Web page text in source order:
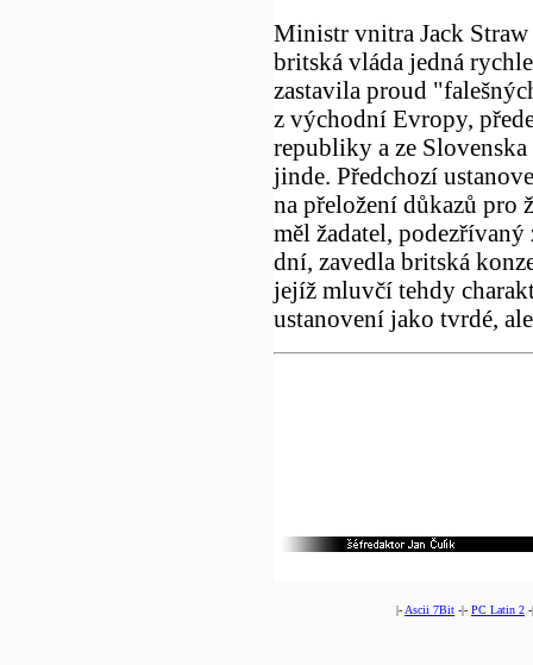
Ministr vnitra Jack Straw
britská vláda jedná
zastavila proud
z východní Evropy,
republiky a ze
jinde. Předchozí
na přeložení důkazů pro
měl žadatel,
dní, zavedla britská
jejíž mluvčí tehdy
ustanovení jako tvrdé,
|- Ascii 7Bit -|- PC Latin 2